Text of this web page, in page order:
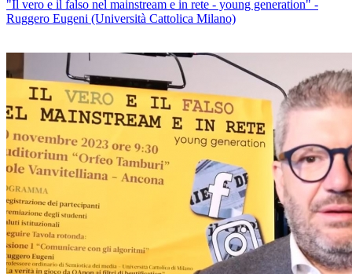
"Il vero e il falso nel mainstream e in rete - young generation" -
Ruggero Eugeni (Università Cattolica Milano)